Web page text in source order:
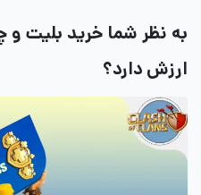
به نظر شما خرید بلیت
ارزش دارد؟